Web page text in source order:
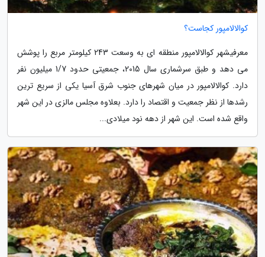
کوالالامپور کجاست؟
معرفیشهر کوالالامپور منطقه ای به وسعت 243 کیلومتر مربع را پوشش
می دهد و طبق سرشماری سال 2015، جمعیتی حدود 1/7 میلیون نفر
دارد. کوالالامپور در میان شهرهای جنوب شرق آسیا یکی از سریع ترین
رشدها از نظر جمعیت و اقتصاد را دارد. بعلاوه مجلس مالزی در این شهر
واقع شده است. این شهر از دهه نود میلادی...